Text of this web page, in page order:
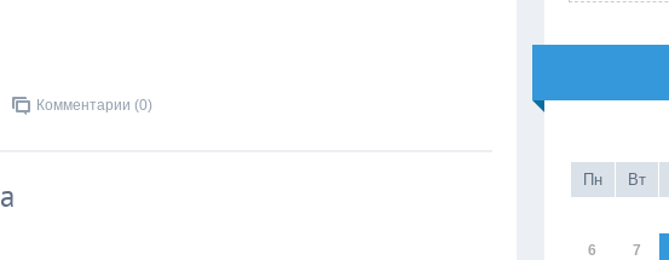
Комментарии (0)
Пн
Вт
6 7